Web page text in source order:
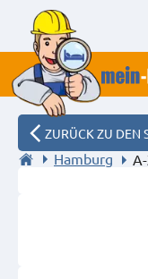
ZURÜCK ZU DEN
Hamburg